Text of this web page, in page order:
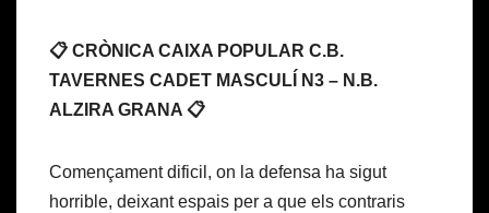
📋 CRÒNICA CAIXA POPULAR C.B.
TAVERNES CADET MASCULÍ N3 – N.B.
ALZIRA GRANA 📋
Començament dificil, on la defensa ha sigut
horrible, deixant espais per a que els contraris